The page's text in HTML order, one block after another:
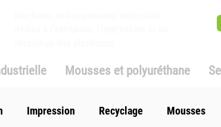
Mousses et polyuréthane
Impression Recyclage Mousses